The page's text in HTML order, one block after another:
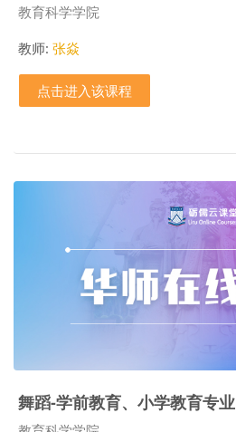
课程类别
教育科学学院
教师: 张焱
点击进入该课程
舞蹈-学前教育、小学教育专业